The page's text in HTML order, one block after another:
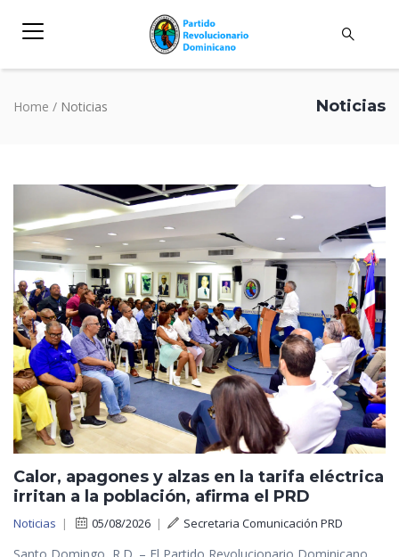
Noticias
Home / Noticias
Calor, apagones y alzas en la tarifa eléctrica
irritan a la población, afirma el PRD
Noticias | 05/08/2026 | Secretaria Comunicación PRD
Santo Domingo, R.D. – El Partido Revolucionario Dominicano